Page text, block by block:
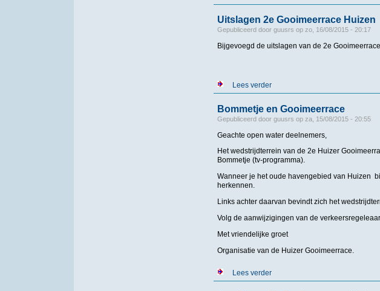
Uitslagen 2e Gooimeerrace Huizen
Gepubliceerd door guusrs op zo, 16/08/2015 - 20:17
Bijgevoegd de uitslagen van de 2e
Lees verderover Uitslagen 2e Gooimeerrace
Bommetje en Gooimeerrace
Gepubliceerd door guusrs op za, 15/08/2015 - 20:55
Geachte open water deelnemers,
Het wedstrijdterrein van de 2e Huizer
Bommetje (tv-programma).
Wanneer je het oude havengebied van Huizen
herkennen.
Links achter daarvan bevindt zich het
Volg de aanwijzigingen van de
Met vriendelijke groet
Organisatie van de Huizer Gooimeerrace.
Lees verderover Bommetje en Gooimeerrace